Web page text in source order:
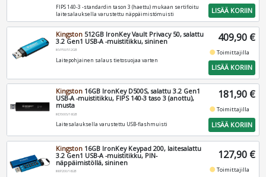
FIPS 140-3 -standardin tason 3 (haettu) mukaan sertifioitu
laitesalauksella varustettu näppäimistömuisti
LISÄÄ KORIIN
Kingston 512GB IronKey Vault Privacy 50, salattu
3.2 Gen1 USB-A -muistitikku, sininen
IKVP50/512GB
Laitepohjainen salaus tietosuojaa varten
409,90 €
fiber_manual_recordToimittajilla
LISÄÄ KORIIN
Kingston 16GB IronKey D500S, salattu 3.2 Gen1
USB-A -muistitikku, FIPS 140-3 taso 3 (anottu),
musta
IKD500S/16GB
Laitesalauksella varustettu USB-flashmuisti
181,90 €
fiber_manual_recordToimittajilla
LISÄÄ KORIIN
Kingston 16GB IronKey Keypad 200, laitesalattu
3.2 Gen1 USB-A -muistitikku, PIN-
näppäimistöllä, sininen
IKKP200/16GB
127,90 €
fiber_manual_recordToimittajilla